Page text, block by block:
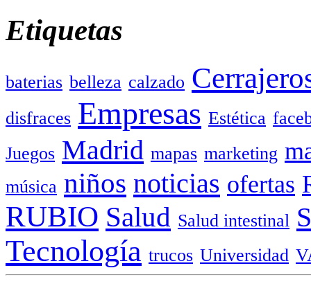
Etiquetas
baterias belleza calzado
disfraces Empresas Estética
Juegos Madrid mapas marketing
música niños noticias ofertas
RUBIO Salud Salud intestinal
Tecnología trucos Universidad